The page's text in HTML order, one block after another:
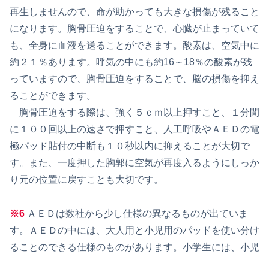
再生しませんので、命が助かっても大きな損傷が残ること
になります。胸骨圧迫をすることで、心臓が止まっていて
も、全身に血液を送ることができます。酸素は、空気中に
約２１％あります。呼気の中にも約16～18％の酸素が残
っていますので、胸骨圧迫をすることで、脳の損傷を抑え
ることができます。
胸骨圧迫をする際は、強く５ｃｍ以上押すこと、１分間
に１００回以上の速さで押すこと、人工呼吸やＡＥＤの電
極パッド貼付の中断も１０秒以内に抑えることが大切で
す。また、一度押した胸郭に空気が再度入るようにしっか
り元の位置に戻すことも大切です。
※6 ＡＥＤは数社から少し仕様の異なるものが出ていま
す。ＡＥＤの中には、大人用と小児用のパッドを使い分け
ることのできる仕様のものがあります。小学生には、小児